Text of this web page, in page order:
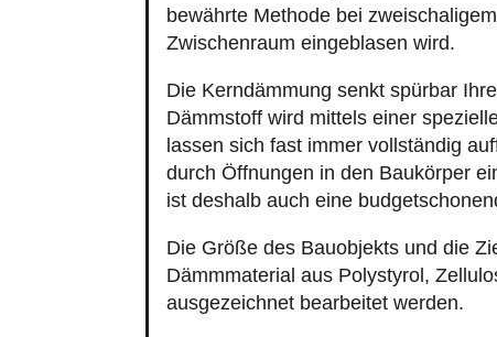
bewährte Methode bei
Zwischenraum eingeblasen wird.
Die Kerndämmung senkt spürbar
Dämmstoff wird mittels einer
lassen sich fast immer vollständig
durch Öffnungen in den Baukörper
ist deshalb auch eine
Die Größe des Bauobjekts und die
Dämmmaterial aus Polystyrol,
ausgezeichnet bearbeitet werden.